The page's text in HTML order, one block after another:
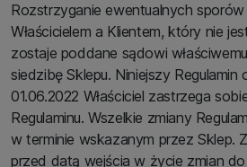
Rozstrzyganie ewentualnych
Właścicielem a Klientem, który nie
zostaje poddane sądowi
siedzibę Sklepu. Niniejszy
01.06.2022 Właściciel zastrzega
Regulaminu. Wszelkie zmiany
w terminie wskazanym przez Sklep.
przed datą wejścia w życie zmian do